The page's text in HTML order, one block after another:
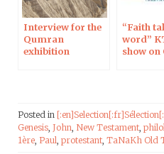
Interview for the
Qumran
exhibition
“Faith
word”
show
Posted in
Genesis, John, New Testament,
1ère, Paul, protestant, TaNaKh Old